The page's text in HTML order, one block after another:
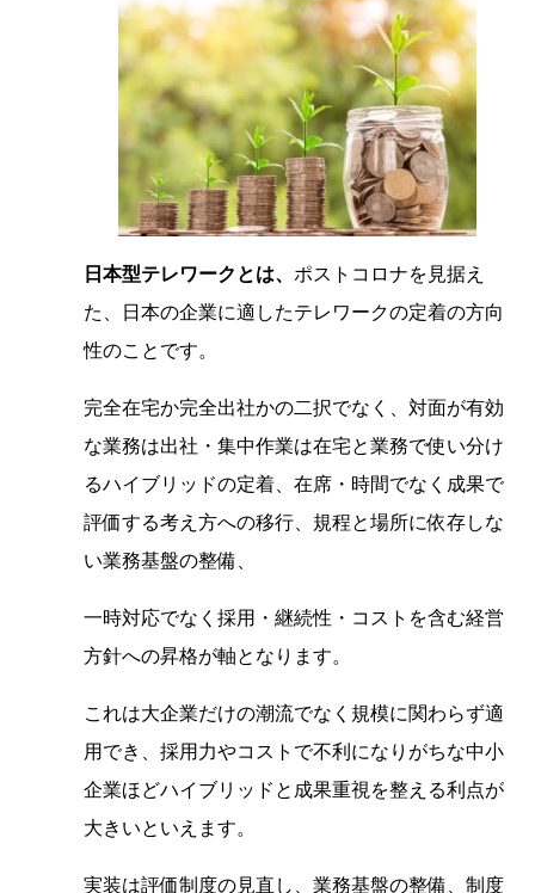
日本型テレワークとは、 ポストコロナを見据え
た、日本の企業に適したテレワークの定着の方向
性のことです。
完全在宅か完全出社かの二択でなく、対面が有効
な業務は出社・集中作業は在宅と業務で使い分け
るハイブリッドの定着、在席・時間でなく成果で
評価する考え方への移行、規程と場所に依存しな
い業務基盤の整備、
一時対応でなく採用・継続性・コストを含む経営
方針への昇格が軸となります。
これは大企業だけの潮流でなく規模に関わらず適
用でき、採用力やコストで不利になりがちな中小
企業ほどハイブリッドと成果重視を整える利点が
大きいといえます。
実装は評価制度の見直し、業務基盤の整備、制度